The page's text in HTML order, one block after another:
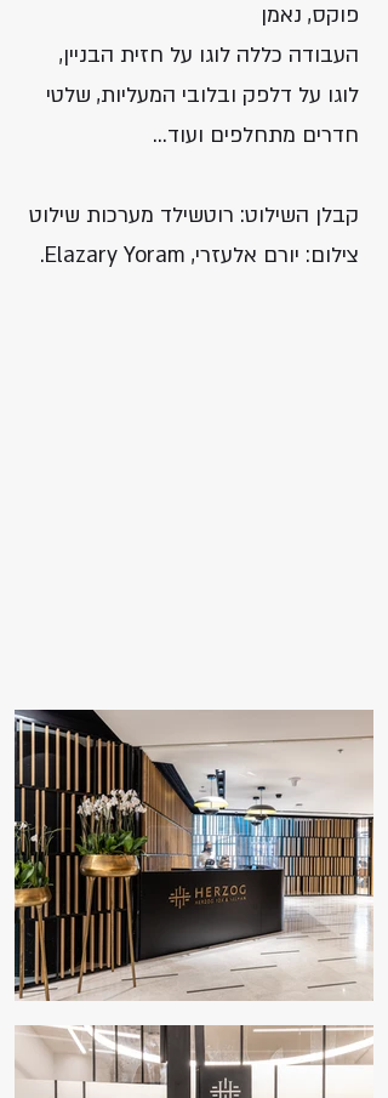
פוקס, נאמן
העבודה כללה לוגו על חזית הבניין,
לוגו על דלפק ובלובי המעליות, שלטי
חדרים מתחלפים ועוד...
קבלן השילוט: רוטשילד מערכות שילוט
צילום: יורם אלעזרי, Elazary Yoram.